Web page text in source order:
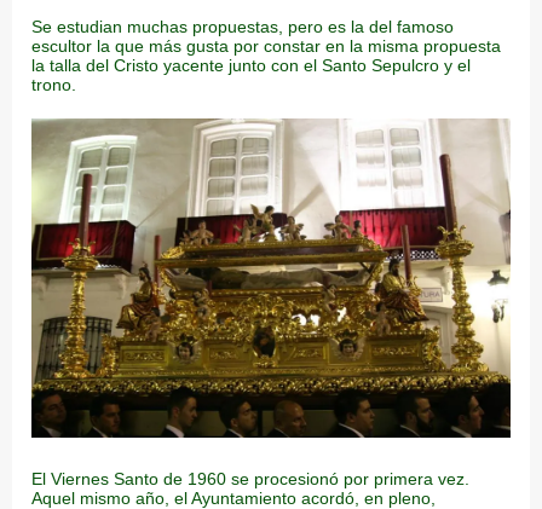
Se estudian muchas propuestas, pero es la del famoso
escultor la que más gusta por constar en la misma propuesta
la talla del Cristo yacente junto con el Santo Sepulcro y el
trono.
El Viernes Santo de 1960 se procesionó por primera vez.
Aquel mismo año, el Ayuntamiento acordó, en pleno,